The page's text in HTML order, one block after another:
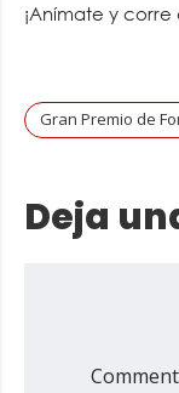
¡Anímate y
Gran Premio de
Deja